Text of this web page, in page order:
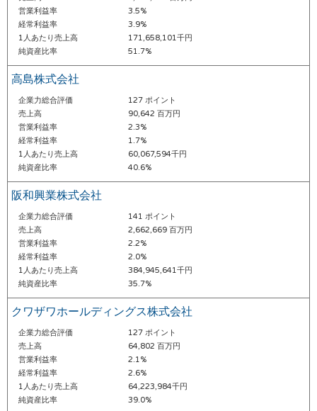
営業利益率
3.5%
経常利益率
3.9%
1人あたり売上高
171,658,101千円
純資産比率
51.7%
高島株式会社
企業力総合評価
127 ポイント
売上高
90,642 百万円
営業利益率
2.3%
経常利益率
1.7%
1人あたり売上高
60,067,594千円
純資産比率
40.6%
阪和興業株式会社
企業力総合評価
141 ポイント
売上高
2,662,669 百万円
営業利益率
2.2%
経常利益率
2.0%
1人あたり売上高
384,945,641千円
純資産比率
35.7%
クワザワホールディングス株式会社
企業力総合評価
127 ポイント
売上高
64,802 百万円
営業利益率
2.1%
経常利益率
2.6%
1人あたり売上高
64,223,984千円
純資産比率
39.0%